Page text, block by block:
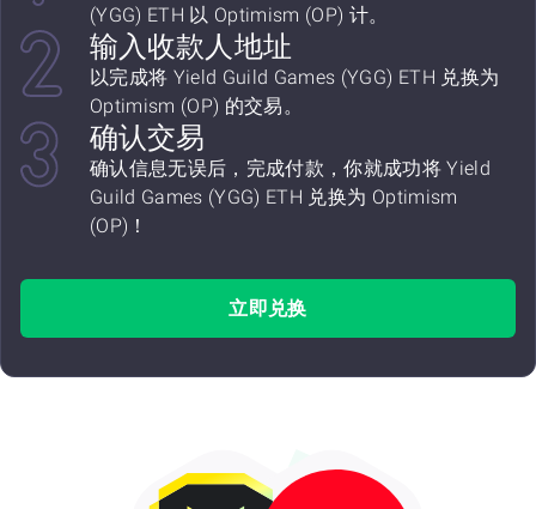
(YGG) ETH 以 Optimism (OP) 计。
输入收款人地址
以完成将 Yield Guild Games (YGG) ETH 兑换为
Optimism (OP) 的交易。
确认交易
确认信息无误后，完成付款，你就成功将 Yield
Guild Games (YGG) ETH 兑换为 Optimism
(OP)！
立即兑换